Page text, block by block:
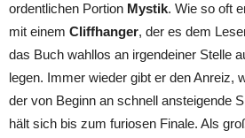
ordentlichen Portion Mystik. Wie so oft
mit einem Cliffhanger, der es dem
das Buch wahllos an irgendeiner Stelle
legen. Immer wieder gibt er den Anreiz,
der von Beginn an schnell ansteigende
hält sich bis zum furiosen Finale. Als